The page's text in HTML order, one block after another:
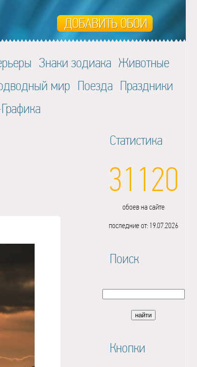
Знаки зодиака Животные
мир Поезда Праздники
Статистика
31120
обоев на сайте
последние от: 19.07.2026
Поиск
Кнопки